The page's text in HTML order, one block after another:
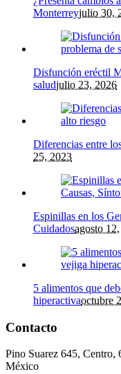
Monterreyjulio 30,
Disfunción eréctil
saludjulio 23, 2026
Diferencias entre
25, 2023
Espinillas en los
Cuidadosagosto
5 alimentos que
hiperactivaoctubre
Contacto
Pino Suarez 645,
México